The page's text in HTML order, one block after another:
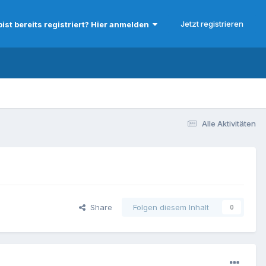
bereits registriert? Hier anmelden Jetzt registrieren
Alle Aktivitäten
Share Folgen diesem Inhalt 0